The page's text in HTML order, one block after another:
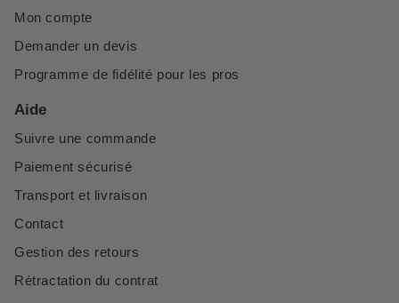
Mon compte
Demander un devis
Programme de fidélité pour les pros
Aide
Suivre une commande
Paiement sécurisé
Transport et livraison
Contact
Gestion des retours
Rétractation du contrat